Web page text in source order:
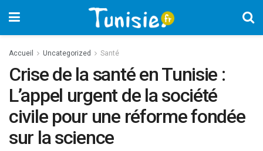
Accueil Uncategorized Santé
Crise de la santé en Tunisie :
L’appel urgent de la société
civile pour une réforme fondée
sur la science